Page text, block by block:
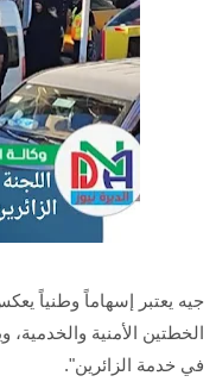
جيه يعتبر إسهاماً وطنياً
الخطتين الأمنية
في خدمة الزائرين".